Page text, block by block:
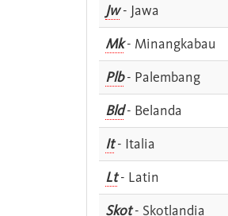
Jw- Jawa
Mk- Minangkabau
Plb- Palembang
Bld- Belanda
It- Italia
Lt- Latin
Skot- Skotlandia